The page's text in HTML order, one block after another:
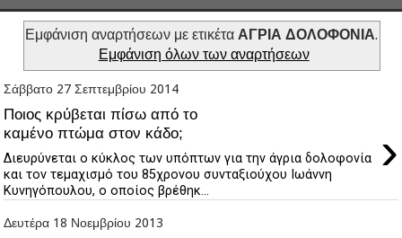
Εμφάνιση αναρτήσεων με ετικέτα ΑΓΡΙΑ ΔΟΛΟΦΟΝΙΑ.
Εμφάνιση όλων των αναρτήσεων
Σάββατο 27 Σεπτεμβρίου 2014
Ποιος κρύβεται πίσω από το
καμένο πτώμα στον κάδο;
›
Διευρύνεται ο κύκλος των υπόπτων για την άγρια δολοφονία
και τον τεμαχισμό του 85χρονου συνταξιούχου Ιωάννη
Κυνηγόπουλου, ο οποίος βρέθηκ...
Δευτέρα 18 Νοεμβρίου 2013